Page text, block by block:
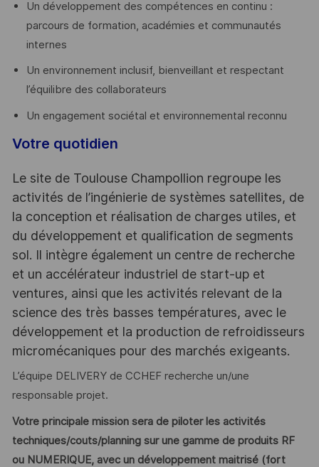
Un développement des compétences en continu :
parcours de formation, académies et communautés
internes
Un environnement inclusif, bienveillant et respectant
l’équilibre des collaborateurs
Un engagement sociétal et environnemental reconnu
Votre quotidien
Le site de Toulouse Champollion regroupe les
activités de l’ingénierie de systèmes satellites, de
la conception et réalisation de charges utiles, et
du développement et qualification de segments
sol. Il intègre également un centre de recherche
et un accélérateur industriel de start-up et
ventures, ainsi que les activités relevant de la
science des très basses températures, avec le
développement et la production de refroidisseurs
micromécaniques pour des marchés exigeants.
L’équipe DELIVERY de CCHEF recherche un/une
responsable projet.
Votre principale mission sera de piloter les activités
techniques/couts/planning sur une gamme de produits RF
ou NUMERIQUE, avec un développement maitrisé (fort